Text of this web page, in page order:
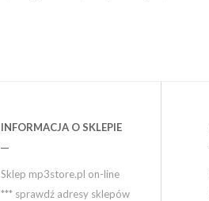
INFORMACJA O SKLEPIE
Sklep mp3store.pl on-line
*** sprawdź adresy sklepów